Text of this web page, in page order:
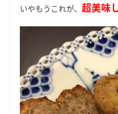
いやもうこれが、超美味